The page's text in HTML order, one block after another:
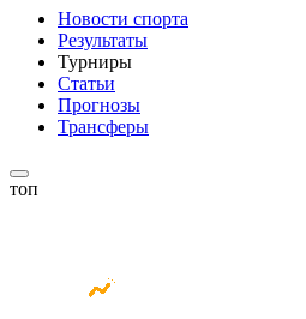
Новости спорта
Результаты
Турниры
Статьи
Прогнозы
Трансферы
топ